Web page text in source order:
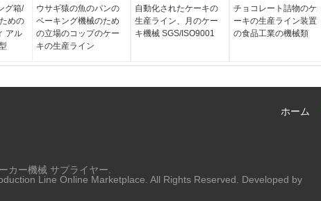
グ箱/
めの
アル
ウサギ猿の魚のパンの
ベーキング機械のため
の立場のコップのケー
キの生産ライン
自動化されたケーキの
生産ライン、月のケー
キ機械 SGS/ISO9001
チョコレート詰物のケ
ーキの生産ライン装置
の食品工業の機械類
ホーム
カー機械 サプライヤー.
Line Online Marketplace. All Rights Reserved. Developed by